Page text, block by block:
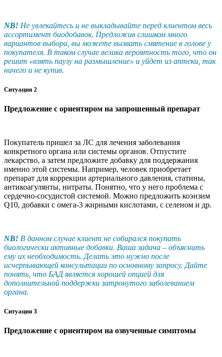
NB! Не увлекайтесь и не выкладывайте перед клиентом весь
ассортимент биодобавок. Предложив слишком много
вариантов выбора, вы можете вызвать смятение в голове у
покупателя. В таком случае велика вероятность того, что он
решит «взять паузу на размышление» и уйдет из аптеки, так
ничего и не купив.
Ситуация 2
Предложение с ориентиром на запрошенный препарат
Покупатель пришел за ЛС для лечения заболевания
конкретного органа или системы органов. Отпустите
лекарство, а затем предложите добавку для поддержания
именно этой системы. Например, человек приобретает
препарат для коррекции артериального давления, статины,
антикоагулянты, нитраты. Понятно, что у него проблема с
сердечно-сосудистой системой. Можно предложить коэнзим
Q10, добавки с омега-3 жирными кислотами, с селеном и др.
NB! В данном случае клиент не собирался покупать
биологически активные добавки. Ваша задача – объяснить
ему их необходимость. Делать это нужно после
исчерпывающей консультации по основному запросу. Дайте
понять, что БАД является хорошей опцией для
дополнительной поддержки затронутого заболеванием
органа.
Ситуация 3
Предложение с ориентиром на озвученные симптомы